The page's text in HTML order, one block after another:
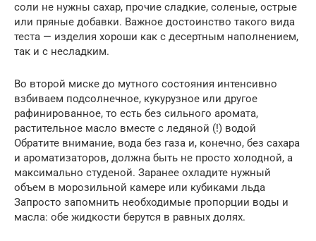
соли не нужны сахар, прочие сладкие, соленые, острые
или пряные добавки. Важное достоинство такого вида
теста — изделия хороши как с десертным наполнением,
так и с несладким.
Во второй миске до мутного состояния интенсивно
взбиваем подсолнечное, кукурузное или другое
рафинированное, то есть без сильного аромата,
растительное масло вместе с ледяной (!) водой
Обратите внимание, вода без газа и, конечно, без сахара
и ароматизаторов, должна быть не просто холодной, а
максимально студеной. Заранее охладите нужный
объем в морозильной камере или кубиками льда
Запросто запомнить необходимые пропорции воды и
масла: обе жидкости берутся в равных долях.